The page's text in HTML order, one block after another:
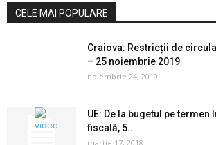
CELE MAI POPULARE
Craiova: Restricții de
– 25 noiembrie 2019
noiembrie 24, 2019
UE: De la bugetul pe termen
fiscală, 5...
martie 17, 2018